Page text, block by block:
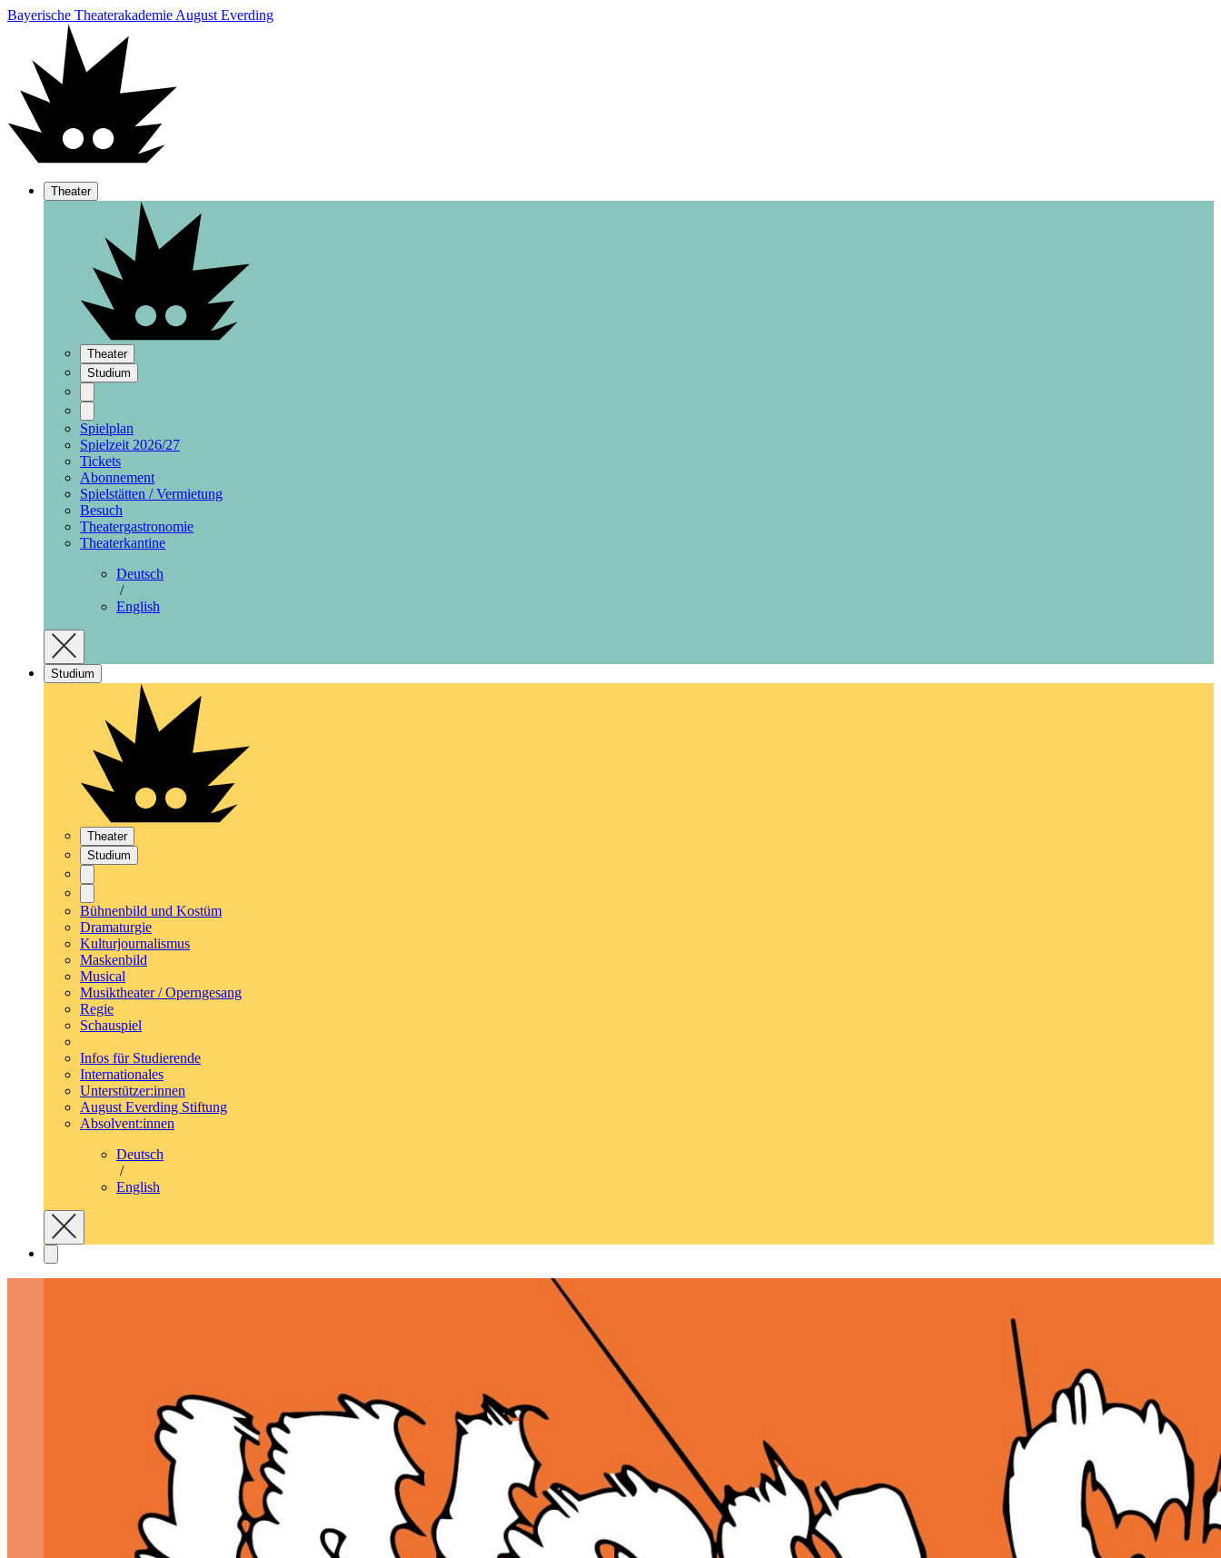
Bayerische Theaterakademie August Everding
Theater
Theater
Studium
Spielplan
Spielzeit 2026/27
Tickets
Abonnement
Spielstätten / Vermietung
Besuch
Theatergastronomie
Theaterkantine
Deutsch
/
English
Studium
Theater
Studium
Bühnenbild und Kostüm
Dramaturgie
Kulturjournalismus
Maskenbild
Musical
Musiktheater / Operngesang
Regie
Schauspiel
Infos für Studierende
Internationales
Unterstützer:innen
August Everding Stiftung
Absolvent:innen
Deutsch
/
English